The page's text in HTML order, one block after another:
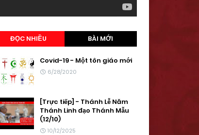
ĐỌC NHIỀU BÀI MỚI
Covid-19 - Một tôn giáo mới
6/28/2020
[Trực tiếp] - Thánh Lễ Năm
Thánh Linh đạo Thánh Mẫu
(12/10)
10/12/2025